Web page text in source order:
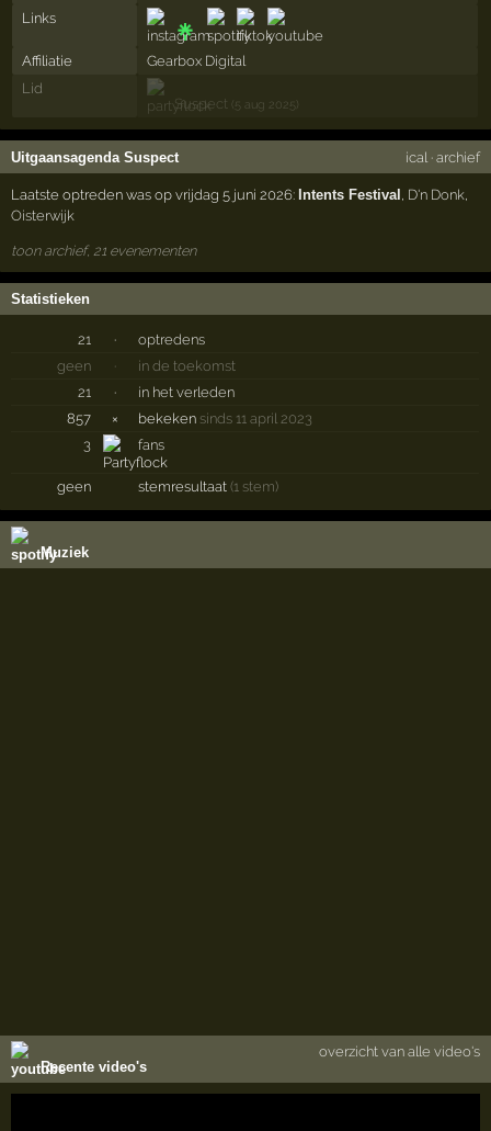
Links
Affiliatie
Gearbox Digital
Lid
Suspect
(5 aug 2025)
Uitgaansagenda Suspect ical · archief
Laatste optreden was op vrijdag 5 juni 2026: Intents Festival D'n Donk
Oisterwijk
toon archief, 21 evenementen
Statistieken
21 ·
optredens
geen
·
in de toekomst
21
·
in het verleden
857
× bekeken sinds 11 april 2023
3
fans
geen stemresultaat(1 stem)
Muziek
Recente video's
overzicht van alle video's